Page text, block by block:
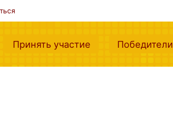
Принять участие (current)Победители